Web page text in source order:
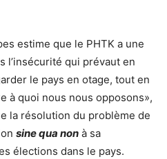
estime que le PHTK a une
l’insécurité qui prévaut en
le pays en otage, tout en
à quoi nous nous opposons»,
la résolution du problème de
sine qua non à sa
élections dans le pays.